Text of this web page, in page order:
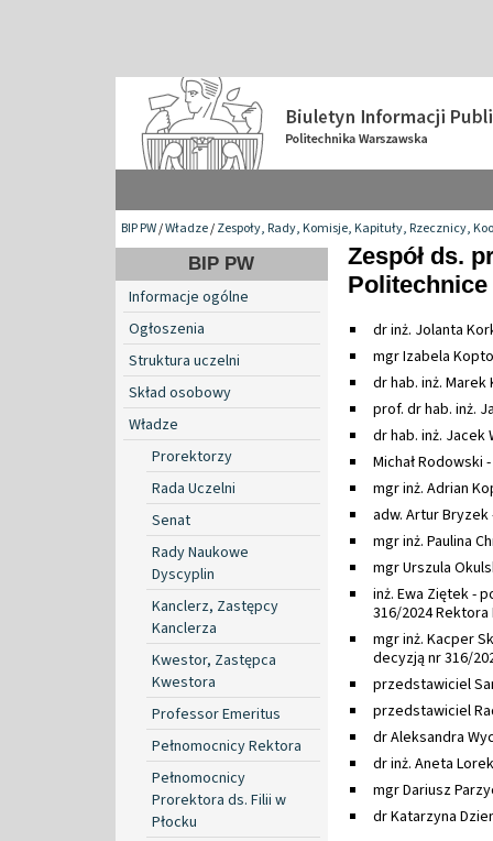
BIP PW/Władze/Zespoły, Rady, Komisje, Kapituły, Rzecznicy,
BIP PW
Informacje ogólne
Ogłoszenia
Struktura uczelni
Skład osobowy
Władze
Prorektorzy
Rada Uczelni
Senat
Rady Naukowe
Dyscyplin
Kanclerz, Zastępcy
Kanclerza
Kwestor, Zastępca
Kwestora
Professor Emeritus
Pełnomocnicy Rektora
Pełnomocnicy
Prorektora ds. Filii w
Płocku
Zespół ds.
dr inż. Jolanta
mgr Izabela
dr hab. inż.
prof. dr hab. inż.
dr hab. inż. Jacek
Michał Rodowski
mgr inż. Adrian
adw. Artur
mgr inż. Paulina
mgr Urszula
inż. Ewa Ziętek -
316/2024 Rektora
mgr inż. Kacper
decyzją nr 316/
przedstawiciel
przedstawiciel
dr Aleksandra
dr inż. Aneta
mgr Dariusz
dr Katarzyna